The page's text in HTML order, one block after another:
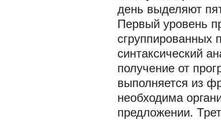
день выделяют
Первый уровень
сгруппированных
синтаксический
получение от
выполняется из
необходима
предложении.